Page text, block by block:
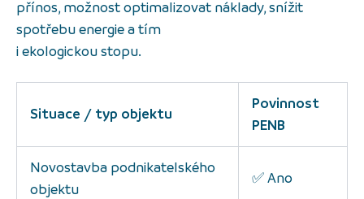
přínos, možnost optimalizovat náklady, snížit
spotřebu energie a tím
i ekologickou stopu.
Situace / typ objektu
Povinnost
PENB
Novostavba podnikatelského
objektu
✅ Ano